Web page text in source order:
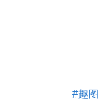
#趣图